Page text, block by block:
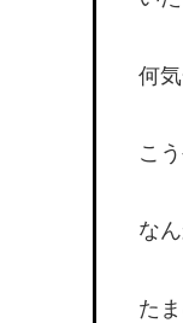
何
こ
な
た